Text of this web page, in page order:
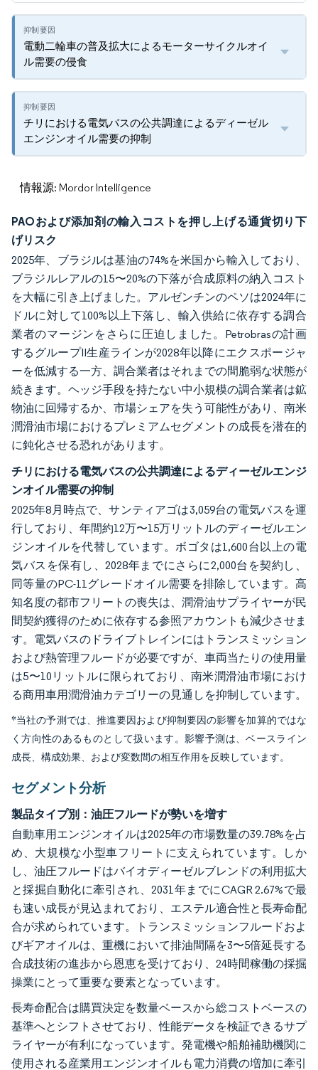
電動二輪車の普及拡大によるモーターサイクルオイ
ル需要の侵食
チリにおける電気バスの公共調達によるディーゼル
エンジンオイル需要の抑制
情報源: Mordor Intelligence
PAOおよび添加剤の輸入コストを押し上げる通貨切り下
げリスク
2025年、ブラジルは基油の74%を米国から輸入しており、
ブラジルレアルの15〜20%の下落が合成原料の納入コスト
を大幅に引き上げました。アルゼンチンのペソは2024年に
ドルに対して100%以上下落し、輸入供給に依存する調合
業者のマージンをさらに圧迫しました。Petrobrasの計画
するグループII生産ラインが2028年以降にエクスポージャ
ーを低減する一方、調合業者はそれまでの間脆弱な状態が
続きます。ヘッジ手段を持たない中小規模の調合業者は鉱
物油に回帰するか、市場シェアを失う可能性があり、南米
潤滑油市場におけるプレミアムセグメントの成長を潜在的
に鈍化させる恐れがあります。
チリにおける電気バスの公共調達によるディーゼルエンジ
ンオイル需要の抑制
2025年8月時点で、サンティアゴは3,059台の電気バスを運
行しており、年間約12万〜15万リットルのディーゼルエン
ジンオイルを代替しています。ボゴタは1,600台以上の電
気バスを保有し、2028年までにさらに2,000台を契約し、
同等量のPC-11グレードオイル需要を排除しています。高
知名度の都市フリートの喪失は、潤滑油サプライヤーが民
間契約獲得のために依存する参照アカウントも減少させま
す。電気バスのドライブトレインにはトランスミッション
および熱管理フルードが必要ですが、車両当たりの使用量
は5〜10リットルに限られており、南米潤滑油市場におけ
る商用車用潤滑油カテゴリーの見通しを抑制しています。
*当社の予測では、推進要因および抑制要因の影響を加算的ではな
く方向性のあるものとして扱います。影響予測は、ベースライン
成長、構成効果、および変数間の相互作用を反映しています。
セグメント分析
製品タイプ別：油圧フルードが勢いを増す
自動車用エンジンオイルは2025年の市場数量の39.78%を占
め、大規模な小型車フリートに支えられています。しか
し、油圧フルードはバイオディーゼルブレンドの利用拡大
と採掘自動化に牽引され、2031年までにCAGR 2.67%で最
も速い成長が見込まれており、エステル適合性と長寿命配
合が求められています。トランスミッションフルードおよ
びギアオイルは、重機において排油間隔を3〜5倍延長する
合成技術の進歩から恩恵を受けており、24時間稼働の採掘
操業にとって重要な要素となっています。
長寿命配合は購買決定を数量ベースから総コストベースの
基準へとシフトさせており、性能データを検証できるサプ
ライヤーが有利になっています。発電機や船舶補助機関に
使用される産業用エンジンオイルも電力消費の増加に牽引